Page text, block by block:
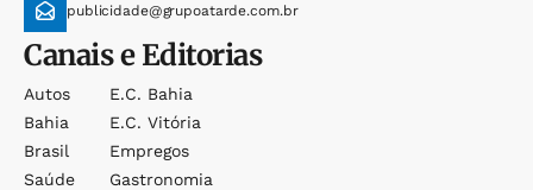
publicidade@grupoatarde.com.br
Canais e Editorias
Autos
Bahia
Brasil
Saúde
E.c. Bahia
E.c. Vitória
Empregos
Gastronomia